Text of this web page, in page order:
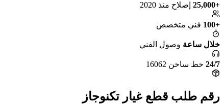
+25,000 إصلاح منذ 2020
+100 فني متخصص
خلال ساعة وصول الفني
24/7 خط ساخن 16062
رقم طلب قطع غيار تكنوجاز